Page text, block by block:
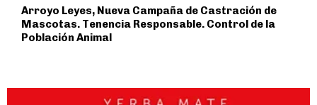
Arroyo Leyes, Nueva Campaña de Castración de
Mascotas. Tenencia Responsable. Control de la
Población Animal